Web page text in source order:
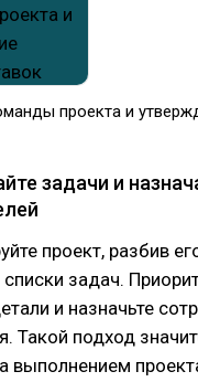
проекта и
задачи и
проект, разбив
задач.
и назначьте
Такой подход
выполнением